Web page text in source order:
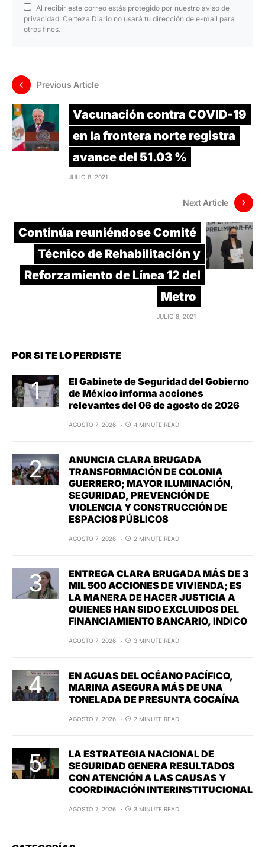
Al recibir este correo estás protegido por nuestro aviso de
privacidad. Certeza Diario no usará tu dirección de e-mail para
otros fines.
Previous Article
Vacunación contra COVID-19
en la frontera norte registra
avance del 51.03 %
JULIO 8, 2021
Next Article
Continúa reuniéndose Comité
Técnico de Rehabilitación y
Reforzamiento de Línea 12 del
Metro
JULIO 8, 2021
POR SI TE LO PERDISTE
El Gabinete de Seguridad del Gobierno
de México informa acciones
relevantes del 06 de agosto de 2026
AGOSTO 7, 2026 4 MINUTE READ
ANUNCIA CLARA BRUGADA
TRANSFORMACIÓN DE COLONIA
GUERRERO; MAYOR ILUMINACIÓN,
SEGURIDAD, PREVENCIÓN DE
VIOLENCIA Y CONSTRUCCIÓN DE
ESPACIOS PÚBLICOS
AGOSTO 7, 2026 2 MINUTE READ
ENTREGA CLARA BRUGADA MÁS DE 3
MIL 500 ACCIONES DE VIVIENDA; ES
LA MANERA DE HACER JUSTICIA A
QUIENES HAN SIDO EXCLUIDOS DEL
FINANCIAMIENTO BANCARIO, INDICO
AGOSTO 7, 2026 3 MINUTE READ
EN AGUAS DEL OCÉANO PACÍFICO,
MARINA ASEGURA MÁS DE UNA
TONELADA DE PRESUNTA COCAÍNA
AGOSTO 7, 2026 2 MINUTE READ
LA ESTRATEGIA NACIONAL DE
SEGURIDAD GENERA RESULTADOS
CON ATENCIÓN A LAS CAUSAS Y
COORDINACIÓN INTERINSTITUCIONAL
AGOSTO 7, 2026 3 MINUTE READ